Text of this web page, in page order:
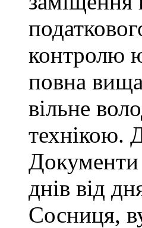
контролю
повна
вільне
технікою.
Документи
днів від
Сосниця,